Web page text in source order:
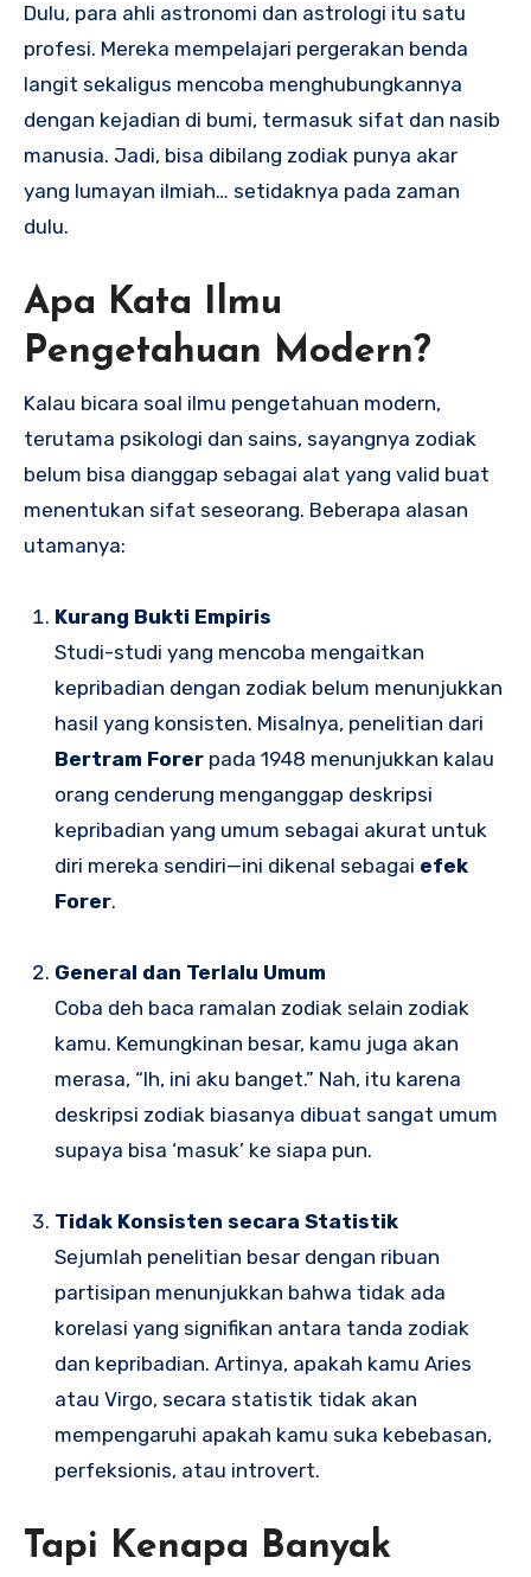
Dulu, para ahli astronomi dan astrologi itu satu
profesi. Mereka mempelajari pergerakan benda
langit sekaligus mencoba menghubungkannya
dengan kejadian di bumi, termasuk sifat dan nasib
manusia. Jadi, bisa dibilang zodiak punya akar
yang lumayan ilmiah… setidaknya pada zaman
dulu.
Apa Kata Ilmu
Pengetahuan Modern?
Kalau bicara soal ilmu pengetahuan modern,
terutama psikologi dan sains, sayangnya zodiak
belum bisa dianggap sebagai alat yang valid buat
menentukan sifat seseorang. Beberapa alasan
utamanya:
Kurang Bukti Empiris
Studi-studi yang mencoba mengaitkan
kepribadian dengan zodiak belum menunjukkan
hasil yang konsisten. Misalnya, penelitian dari
Bertram Forerpada 1948 menunjukkan kalau
orang cenderung menganggap deskripsi
kepribadian yang umum sebagai akurat untuk
diri mereka sendiri—ini dikenal sebagai efek
Forer.
General dan Terlalu Umum
Coba deh baca ramalan zodiak selain zodiak
kamu. Kemungkinan besar, kamu juga akan
merasa, “Ih, ini aku banget.” Nah, itu karena
deskripsi zodiak biasanya dibuat sangat umum
supaya bisa ‘masuk’ ke siapa pun.
Tidak Konsisten secara Statistik
Sejumlah penelitian besar dengan ribuan
partisipan menunjukkan bahwa tidak ada
korelasi yang signifikan antara tanda zodiak
dan kepribadian. Artinya, apakah kamu Aries
atau Virgo, secara statistik tidak akan
mempengaruhi apakah kamu suka kebebasan,
perfeksionis, atau introvert.
Tapi Kenapa Banyak